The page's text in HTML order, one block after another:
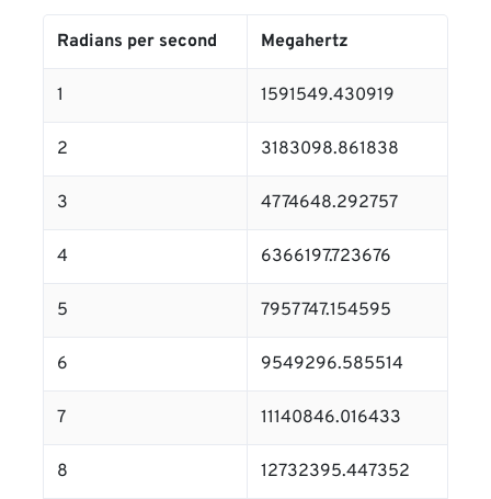
Radians per second Megahertz
1 1591549.430919
2 3183098.861838
3 4774648.292757
4 6366197.723676
5 7957747.154595
6 9549296.585514
7 11140846.016433
8 12732395.447352